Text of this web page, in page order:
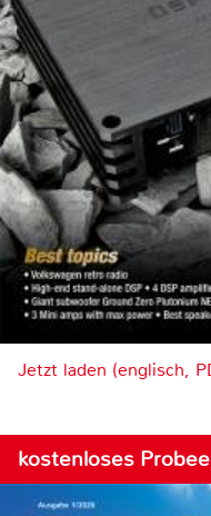
Jetzt laden (englisch,
kostenloses